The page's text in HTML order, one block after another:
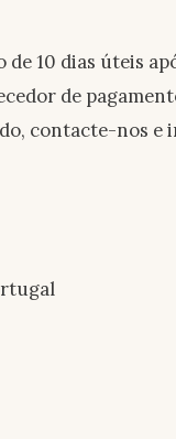
10 dias úteis
de
contacte-nos